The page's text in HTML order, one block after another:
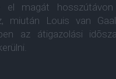
el magát
miután Louis van
az átigazolási